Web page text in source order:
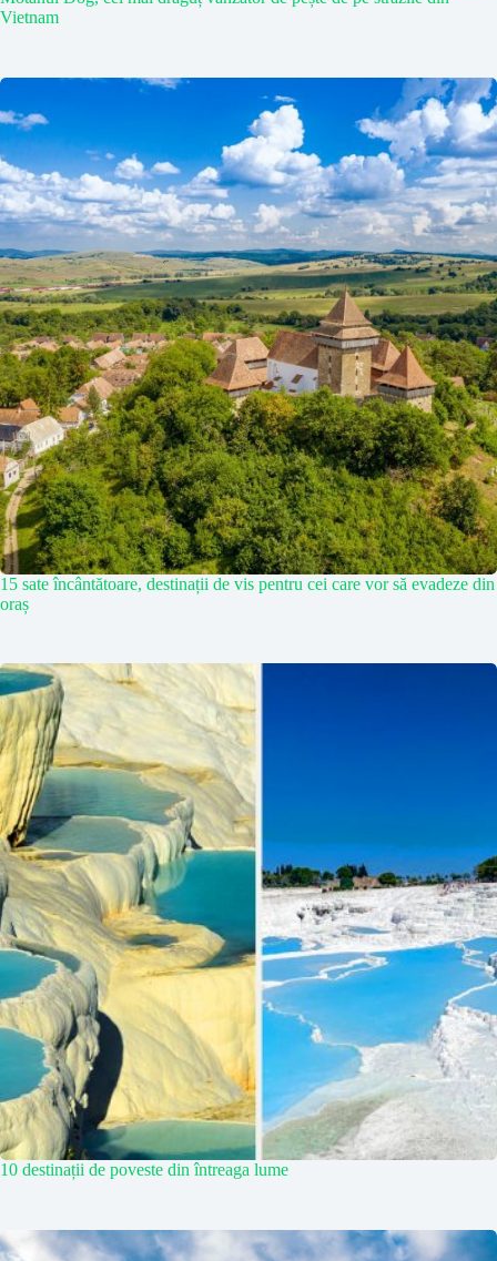
Vietnam
15 sate încântătoare, destinații de vis pentru cei care vor să evadeze din
oraș
10 destinații de poveste din întreaga lume